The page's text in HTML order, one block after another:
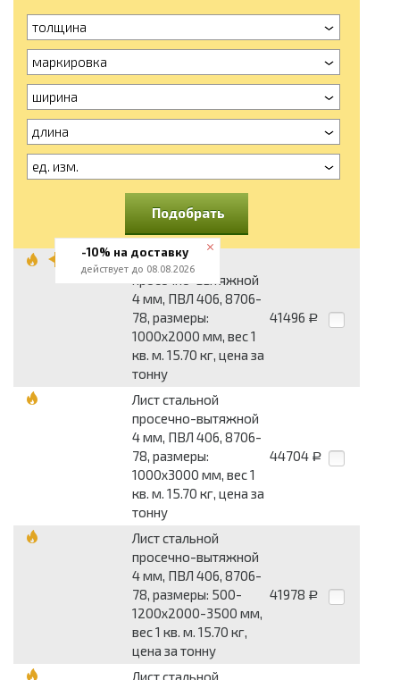
толщина
маркировка
ширина
длина
ед. изм.
Подобрать
Лист стальной
просечно-вытяжной
4 мм, ПВЛ 406, 8706-
78, размеры:
1000x2000 мм, вес 1
кв. м. 15.70 кг, цена за
тонну
41496 Р
Лист стальной
просечно-вытяжной
4 мм, ПВЛ 406, 8706-
78, размеры:
1000x3000 мм, вес 1
кв. м. 15.70 кг, цена за
тонну
44704 Р
Лист стальной
просечно-вытяжной
4 мм, ПВЛ 406, 8706-
78, размеры: 500-
1200x2000-3500 мм,
вес 1 кв. м. 15.70 кг,
цена за тонну
41978 Р
Лист стальной
-10% на доставку
действует до 08.08.2026